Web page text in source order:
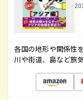
各国の地形や関係性
川や街道、島など旅